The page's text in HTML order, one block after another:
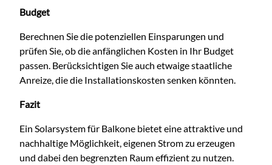
Budget
Berechnen Sie die potenziellen Einsparungen und
prüfen Sie, ob die anfänglichen Kosten in Ihr Budget
passen. Berücksichtigen Sie auch etwaige staatliche
Anreize, die die Installationskosten senken könnten.
Fazit
Ein Solarsystem für Balkone bietet eine attraktive und
nachhaltige Möglichkeit, eigenen Strom zu erzeugen
und dabei den begrenzten Raum effizient zu nutzen.